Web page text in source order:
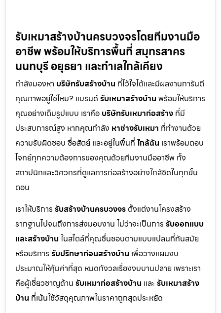
รับเหมาสร้างบ้านครบวงจรโดยทีมงานมือ
อาชีพ พร้อมให้บริการพื้นที่ สมุทรสาคร
นนทบุรี อยุธยา และทำเลใกล้เคียง
กำลังมองหา บริษัทรับสร้างบ้าน ที่ไว้ใจได้และมีผลงานการันตี
คุณภาพอยู่ใช่ไหม? แบรนด์รับเหมาสร้างบ้าน พร้อมให้บริการ
คุณอย่างเต็มรูปแบบ เราคือ บริษัทรับเหมาก่อสร้าง ที่มี
ประสบการณ์สูง หากคุณกำลัง หาช่างรับเหมา ที่ทำงานด้วย
ความรับผิดชอบ ซื่อสัตย์ และอยู่ในพื้นที่ ใกล้ฉัน เราพร้อมตอบ
โจทย์ทุกความต้องการของคุณด้วยทีมงานมืออาชีพ ทั้ง
สถาปนิกและวิศวกรที่ดูแลการก่อสร้างอย่างใกล้ชิดในทุกขั้น
ตอน
เราให้บริการ รับสร้างบ้านครบวงจร ตั้งแต่งานโครงสร้าง
รากฐานไปจนถึงการส่งมอบงาน ไม่ว่าจะเป็นการ รับออกแบบ
และสร้างบ้าน ในสไตล์ที่คุณชื่นชอบตามแบบแปลนที่ทันสมัย
หรือบริการ รับปรึกษาก่อนสร้างบ้าน เพื่อวางแผนงบ
ประมาณให้คุ้มค่าที่สุด หมดกังวลเรื่องงบบานปลาย เพราะเรา
คือผู้เชี่ยวชาญด้าน รับเหมาก่อสร้างบ้าน และ รับเหมาสร้าง
บ้าน ที่เน้นใช้วัสดุคุณภาพในราคาถูกสุดประหยัด